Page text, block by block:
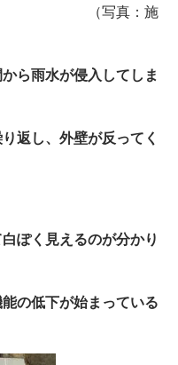
（写真：施
ら雨水が侵入してしま
返し、外壁が反ってく
ぽく見えるのが分かり
の低下が始まっている